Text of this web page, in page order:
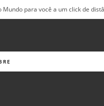
para você a um click de